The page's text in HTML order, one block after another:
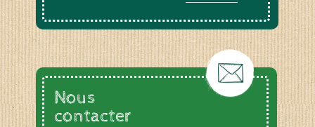
Nous
contacter